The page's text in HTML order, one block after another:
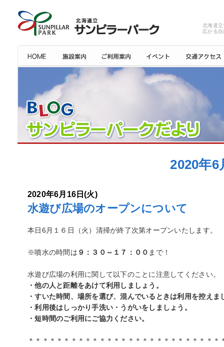
北海道
広がる
2020年
2020年6月16日(火)
水遊び広場のオープンについて
本日6月１６日（火）清掃が終了次第オープンいたします。
※噴水の時間は ９：３０～１７：００ まで！
水遊び広場の利用に関して以下のことに注意してください。
・他の人と距離をあけて利用しましょう。
・すいた時間、場所を選び、混んでいるときは利用を控えま
・利用後はしっかり手洗い・うがいをしましょう。
・短時間のご利用にご協力ください。
＊＊＊＊＊＊＊＊＊＊＊＊＊＊＊＊＊＊＊＊＊＊＊＊＊＊＊